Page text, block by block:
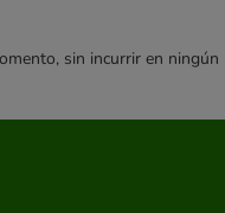
sin incurrir en ningún